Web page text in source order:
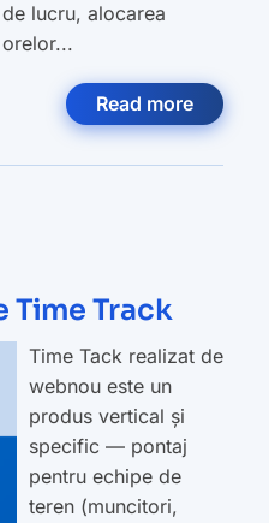
lucru, alocarea
Read more
Time Track
Time Tack realizat de
webnou este un
produs vertical și
specific — pontaj
pentru echipe de
teren (muncitori,